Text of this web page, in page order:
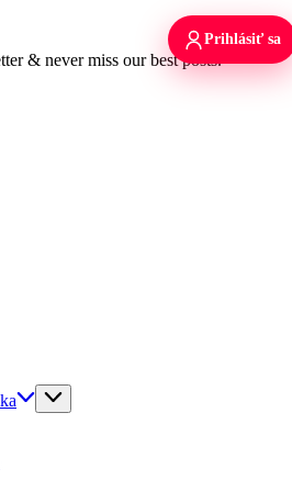
& never miss our best posts.
Prihlásiť sa